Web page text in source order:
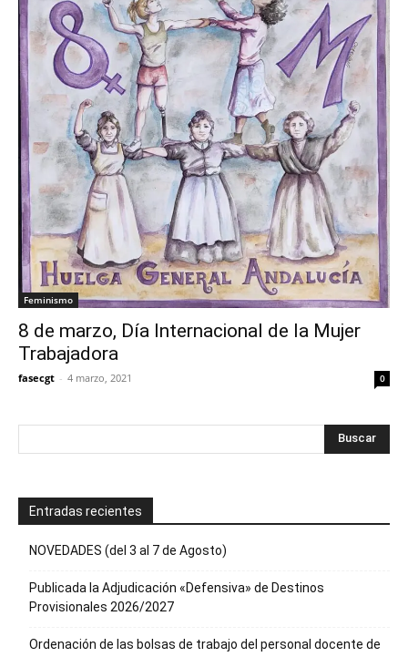
Feminismo
8 de marzo, Día Internacional de la Mujer
Trabajadora
fasecgt - 4 marzo, 2021 0
Entradas recientes
NOVEDADES (del 3 al 7 de Agosto)
Publicada la Adjudicación «Defensiva» de Destinos
Provisionales 2026/2027
Ordenación de las bolsas de trabajo del personal docente de